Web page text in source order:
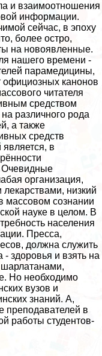
и взаимоотношения
информации.
сейчас, в эпоху
более остро,
на новоявленные.
нашего времени -
парамедицины,
официозных канонов
читателя
средством
различного рода
а также
средств
является, в
Очевидные
организация,
низкий
массовом сознании
науке в целом. В
населения
Пресса,
должна служить
здоровья и взять на
Но необходимо
вузов и
знаний. А,
преподавателей в
работы студентов-